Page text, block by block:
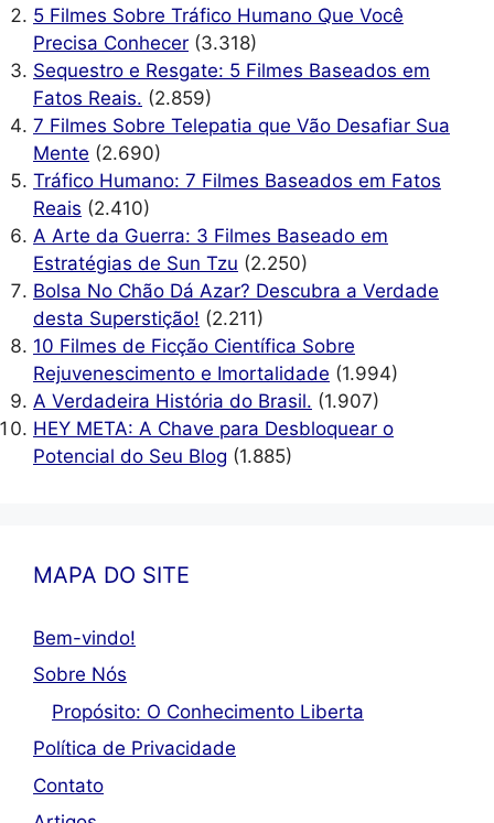
5 Filmes Sobre Tráfico Humano Que Você
Precisa Conhecer (3.318)
Sequestro e Resgate: 5 Filmes Baseados em
Fatos Reais. (2.859)
7 Filmes Sobre Telepatia que Vão Desafiar Sua
Mente (2.690)
Tráfico Humano: 7 Filmes Baseados em Fatos
Reais (2.410)
A Arte da Guerra: 3 Filmes Baseado em
Estratégias de Sun Tzu (2.250)
Bolsa No Chão Dá Azar? Descubra a Verdade
desta Superstição! (2.211)
10 Filmes de Ficção Científica Sobre
Rejuvenescimento e Imortalidade (1.994)
A Verdadeira História do Brasil. (1.907)
HEY META: A Chave para Desbloquear o
Potencial do Seu Blog (1.885)
MAPA DO SITE
Bem-vindo!
Sobre Nós
Propósito: O Conhecimento Liberta
Política de Privacidade
Contato